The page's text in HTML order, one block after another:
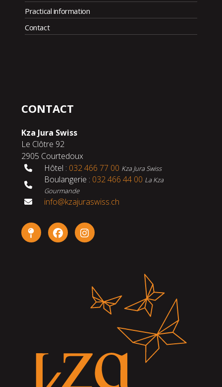
Practical information
Contact
CONTACT
Kza Jura Swiss
Le Clôtre 92
2905 Courtedoux
Hôtel : 032 466 77 00 Kza Jura Swiss
Boulangerie : 032 466 44 00 La Kza
Gourmande
info@kzajuraswiss.ch